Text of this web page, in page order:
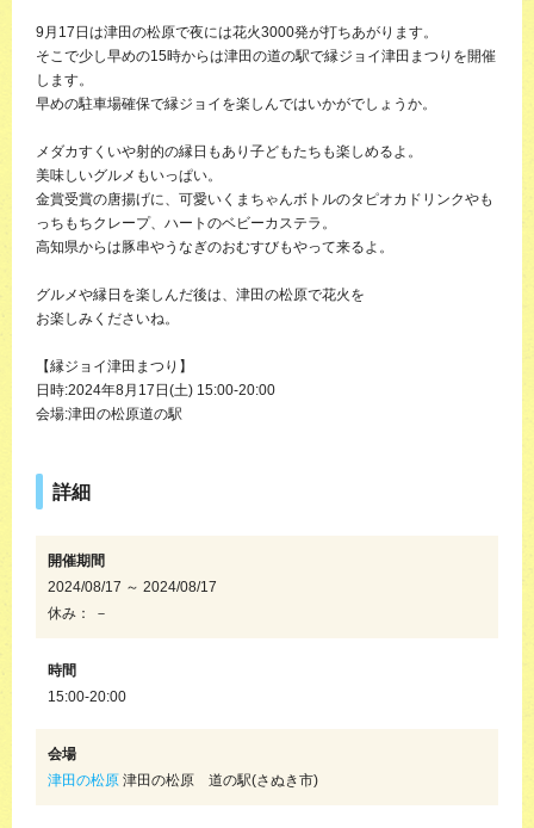
9月17日は津田の松原で夜には花火3000発が打ちあがります。
そこで少し早めの15時からは津田の道の駅で縁ジョイ津田まつりを開催
します。
早めの駐車場確保で縁ジョイを楽しんではいかがでしょうか。
メダカすくいや射的の縁日もあり子どもたちも楽しめるよ。
美味しいグルメもいっぱい。
金賞受賞の唐揚げに、可愛いくまちゃんボトルのタピオカドリンクやも
っちもちクレープ、ハートのベビーカステラ。
高知県からは豚串やうなぎのおむすびもやって来るよ。
グルメや縁日を楽しんだ後は、津田の松原で花火を
お楽しみくださいね。
【縁ジョイ津田まつり】
日時:2024年8月17日(土) 15:00-20:00
会場:津田の松原道の駅
詳細
開催期間
2024/08/17 ～ 2024/08/17
休み： －
時間
15:00-20:00
会場
津田の松原 津田の松原 道の駅(さぬき市)